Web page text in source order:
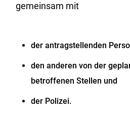
gemeinsam mit
der antragstellenden
den anderen von der
betroffenen Stellen und
der Polizei.